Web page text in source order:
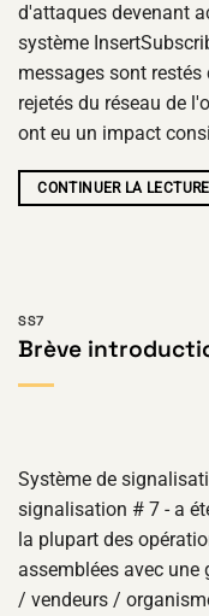
d'attaques devenant
système
messages sont
rejetés du réseau de
ont eu un impact
CONTINUER LA LECTURE
SS7
Brève
Système de
signalisation # 7 - a
la plupart des
assemblées avec une
/ vendeurs /